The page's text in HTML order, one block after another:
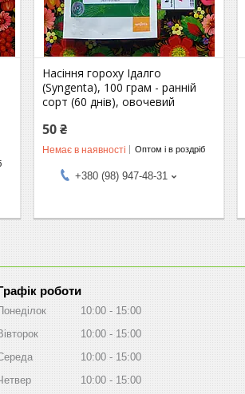
Насіння гороху Ідалго
(Syngenta), 100 грам - ранній
сорт (60 днів), овочевий
50 ₴
Немає в наявності Оптом і в роздріб
+380 (98) 947-48-31
роботи
10:00
15:00
10:00
15:00
10:00
15:00
10:00
15:00